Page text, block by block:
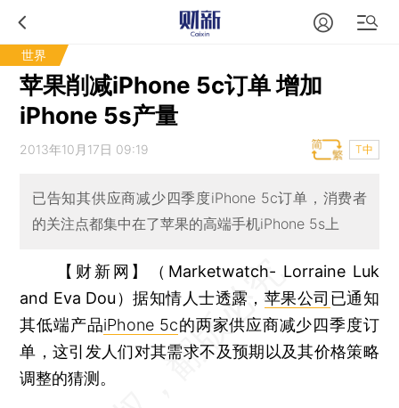
世界
苹果削减iPhone 5c订单 增加
iPhone 5s产量
2013年10月17日 09:19 T中
已告知其供应商减少四季度iPhone 5c订单，消费者
的关注点都集中在了苹果的高端手机iPhone 5s上
【财新网】（Marketwatch- Lorraine Luk
and Eva Dou）据知情人士透露， 苹果公司 已通知
其低端产品iPhone 5c的两家供应商减少四季度订
单，这引发人们对其需求不及预期以及其价格策略
调整的猜测。